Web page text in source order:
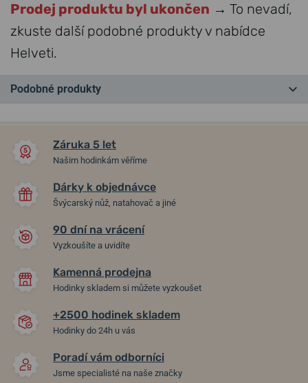
Prodej produktu byl ukončen → To nevadí,
zkuste další podobné produkty v nabídce
Helveti.
Podobné produkty
Wenger Terragraph
01.0541.123
Skladem
6 290 Kč
Wenger City GMT
01.1442.108
Záruka 5 let
Našim hodinkám věříme
Dárky k objednávce
Švýcarský nůž, natahovač a jiné
90 dní na vrácení
Vyzkoušíte a uvidíte
Kamenná prodejna
Hodinky skladem si můžete vyzkoušet
+2500 hodinek skladem
Hodinky do 24h u vás
Poradí vám odborníci
Jsme specialisté na naše značky